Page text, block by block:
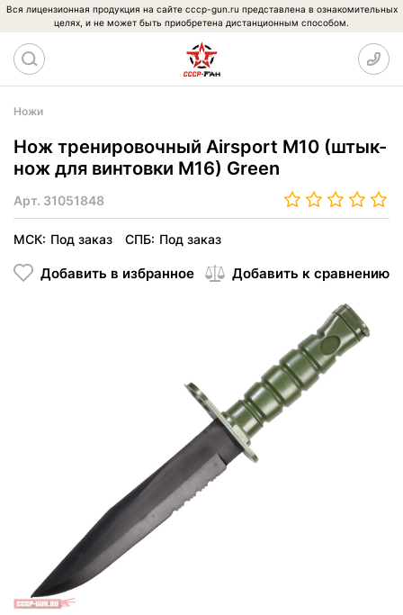
Вся лицензионная продукция на сайте cccp-gun.ru представлена в ознакомительных
целях, и не может быть приобретена дистанционным способом.
Ножи
Нож тренировочный Airsport M10 (штык-
нож для винтовки M16) Green
Арт. 31051848
МСК: Под заказ СПБ: Под заказ
Добавить в избранное Добавить к сравнению